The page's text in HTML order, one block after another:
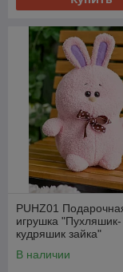
PUHZ01
игрушка "Пухляшик-
кудряшик зайка"
В наличии